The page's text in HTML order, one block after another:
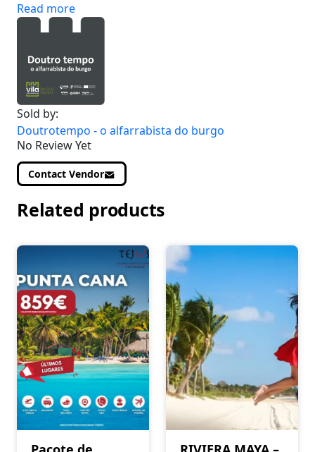
Read more
Sold by:
Doutrotempo - o alfarrabista do burgo
No Review Yet
Contact Vendor
Related products